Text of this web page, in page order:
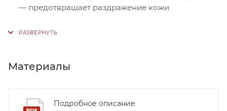
— предотвращает раздражение кожи
пронизывающего ветра
— плавный ход и долговечность
Материалы
Подробное описание